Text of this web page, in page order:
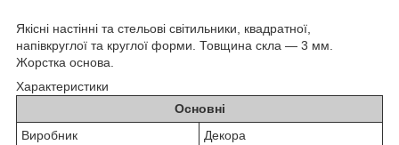
Якісні настінні та стельові світильники, квадратної,
напівкруглої та круглої форми. Товщина скла — 3 мм.
Жорстка основа.
Характеристики
Основні
Виробник
Декора